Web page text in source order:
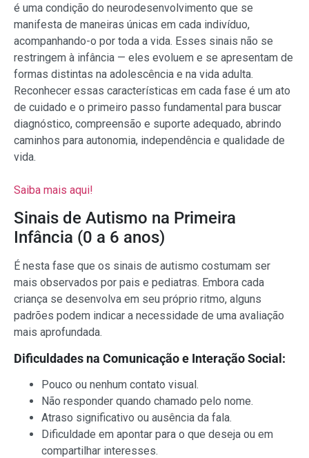
é uma condição do neurodesenvolvimento que se
manifesta de maneiras únicas em cada indivíduo,
acompanhando-o por toda a vida. Esses sinais não se
restringem à infância — eles evoluem e se apresentam de
formas distintas na adolescência e na vida adulta.
Reconhecer essas características em cada fase é um ato
de cuidado e o primeiro passo fundamental para buscar
diagnóstico, compreensão e suporte adequado, abrindo
caminhos para autonomia, independência e qualidade de
vida.
Saiba mais aqui!
Sinais de Autismo na Primeira
Infância (0 a 6 anos)
É nesta fase que os sinais de autismo costumam ser
mais observados por pais e pediatras. Embora cada
criança se desenvolva em seu próprio ritmo, alguns
padrões podem indicar a necessidade de uma avaliação
mais aprofundada.
Dificuldades na Comunicação e Interação Social:
Pouco ou nenhum contato visual.
Não responder quando chamado pelo nome.
Atraso significativo ou ausência da fala.
Dificuldade em apontar para o que deseja ou em
compartilhar interesses.